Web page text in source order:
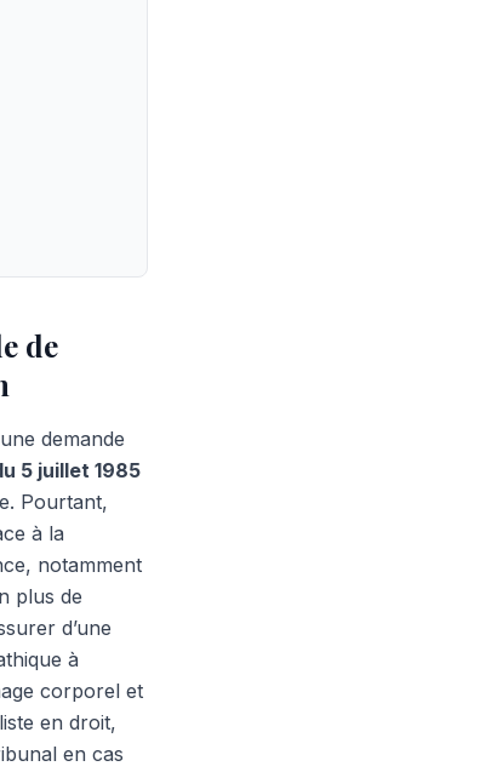
de
demande
5 juillet 1985
Pourtant,
à la
notamment
plus de
d’une
à
corporel et
en droit,
en cas